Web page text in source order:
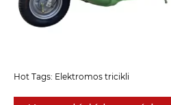
Hot Tags: Elektromos tricikli